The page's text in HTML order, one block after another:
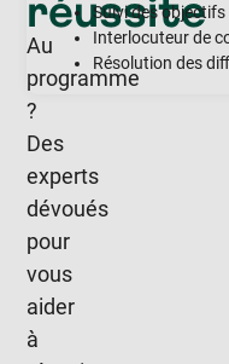
réussite
Au
programme
?
Des
experts
dévoués
pour
vous
aider
à
Suivi des objectifs
Interlocuteur de
Résolution des